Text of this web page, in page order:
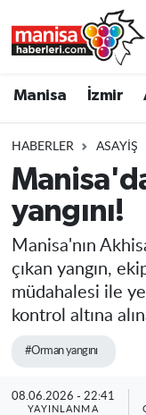
Manisa İzmir
HABERLER ASAYIŞ
yangını!
Manisa'nın
çıkan yangın,
müdahalesi ile
kontrol altına
#Orman yangını
08.06.2026 - 22:41
YAYINLANMA
Turgutlu
Salihli
Saruhanlı
Resmi İlanlar
Manisa
Manisa Trafik
Süper Lig
Tüm Manşetler
Haber Arşivi